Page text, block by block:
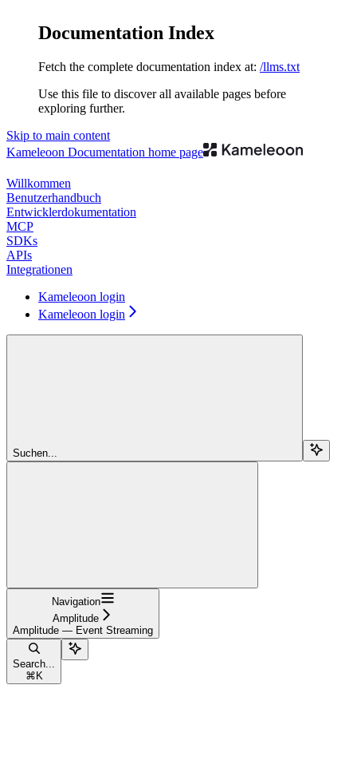
Documentation Index
Fetch the complete documentation index at: /llms.txt
Use this file to discover all available pages before
exploring further.
Skip to main content
Kameleoon Documentation home page
Willkommen
Benutzerhandbuch
Entwicklerdokumentation
MCP
SDKs
APIs
Integrationen
Kameleoon login
Kameleoon login
Suchen...
Navigation
Amplitude
Amplitude — Event Streaming
Search...
⌘ K